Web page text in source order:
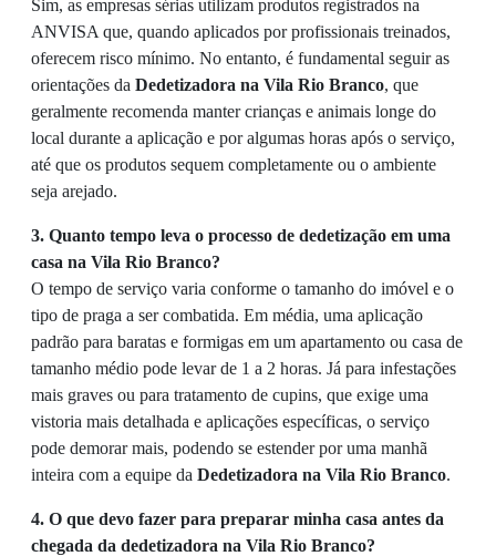
Sim, as empresas sérias utilizam produtos registrados na
ANVISA que, quando aplicados por profissionais treinados,
oferecem risco mínimo. No entanto, é fundamental seguir as
orientações da Dedetizadora na Vila Rio Branco, que
geralmente recomenda manter crianças e animais longe do
local durante a aplicação e por algumas horas após o serviço,
até que os produtos sequem completamente ou o ambiente
seja arejado.
3. Quanto tempo leva o processo de dedetização em uma
casa na Vila Rio Branco?
O tempo de serviço varia conforme o tamanho do imóvel e o
tipo de praga a ser combatida. Em média, uma aplicação
padrão para baratas e formigas em um apartamento ou casa de
tamanho médio pode levar de 1 a 2 horas. Já para infestações
mais graves ou para tratamento de cupins, que exige uma
vistoria mais detalhada e aplicações específicas, o serviço
pode demorar mais, podendo se estender por uma manhã
inteira com a equipe da Dedetizadora na Vila Rio Branco.
4. O que devo fazer para preparar minha casa antes da
chegada da dedetizadora na Vila Rio Branco?